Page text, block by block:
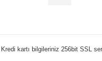
kartı bilgileriniz 256bit SSL